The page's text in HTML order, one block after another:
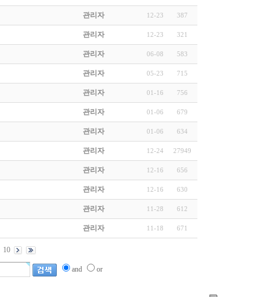
관리자 12-23 387
관리자 12-23 321
관리자 06-08 583
관리자 05-23 715
관리자 01-16 756
관리자 01-06 679
관리자 01-06 634
관리자 12-24 27949
관리자 12-16 656
관리자 12-16 630
관리자 11-28 612
관리자 11-18 671
10
and or